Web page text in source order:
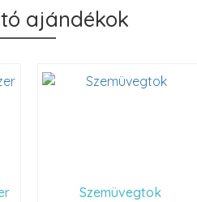
ajándékok
Szemüvegtok